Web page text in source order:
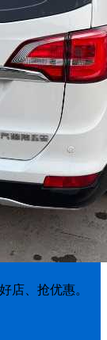
店、抢优惠。